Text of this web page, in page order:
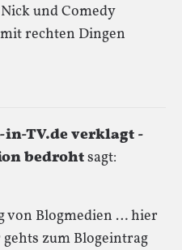
und Comedy
rechten Dingen
in-TV.de verklagt -
bedrohtsagt:
von Blogmedien … hier
zum Blogeintrag